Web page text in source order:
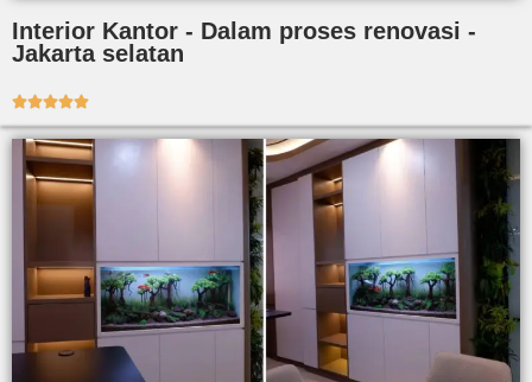
Interior Kantor - Dalam proses renovasi -
Jakarta selatan
